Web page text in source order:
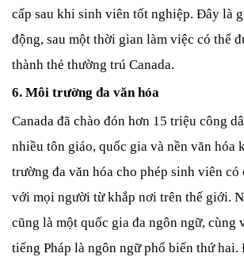
cấp sau khi sinh viên tốt nghiệp. Đây là
động, sau một thời gian làm việc có thể
thành thẻ thường trú Canada.
6. Môi trường đa văn hóa
Canada đã chào đón hơn 15 triệu công
nhiều tôn giáo, quốc gia và nền văn hóa
trường đa văn hóa cho phép sinh viên
với mọi người từ khắp nơi trên thế giới.
cũng là một quốc gia đa ngôn ngữ, cùng
tiếng Pháp là ngôn ngữ phổ biến thứ